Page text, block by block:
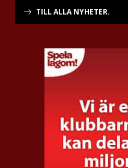
TILL ALLA NYHETER.